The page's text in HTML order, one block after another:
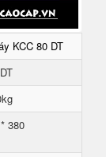
KCC 80 DT
380